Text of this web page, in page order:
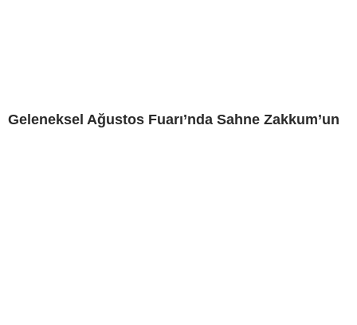
Geleneksel Ağustos Fuarı’nda Sahne Zakkum’un